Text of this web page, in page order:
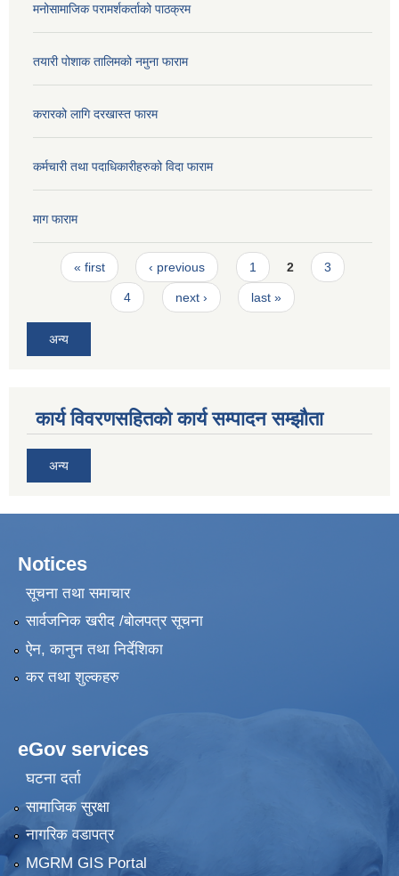
मनोसामाजिक परामर्शकर्ताको पाठक्रम
तयारी पोशाक तालिमको नमुना फाराम
करारको लागि दरखास्त फारम
कर्मचारी तथा पदाधिकारीहरुको विदा फाराम
माग फाराम
Pages
« first ‹ previous 1 2 3
4 next › last »
अन्य
कार्य विवरणसहितको कार्य सम्पादन सम्झौता
अन्य
Notices
सूचना तथा समाचार
सार्वजनिक खरीद /बोलपत्र सूचना
ऐन, कानुन तथा निर्देशिका
कर तथा शुल्कहरु
eGov services
घटना दर्ता
सामाजिक सुरक्षा
नागरिक वडापत्र
MGRM GIS Portal